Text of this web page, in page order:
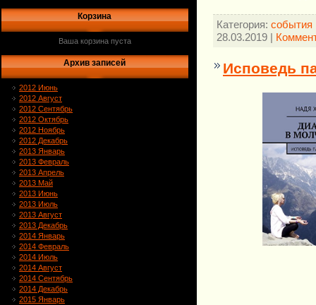
Корзина
Ваша корзина пуста
Архив записей
2012 Июнь
2012 Август
2012 Сентябрь
2012 Октябрь
2012 Ноябрь
2012 Декабрь
2013 Январь
2013 Февраль
2013 Апрель
2013 Май
2013 Июнь
2013 Июль
2013 Август
2013 Декабрь
2014 Январь
2014 Февраль
2014 Июль
2014 Август
2014 Сентябрь
2014 Декабрь
2015 Январь
Категория: события
28.03.2019 |
Исповедь